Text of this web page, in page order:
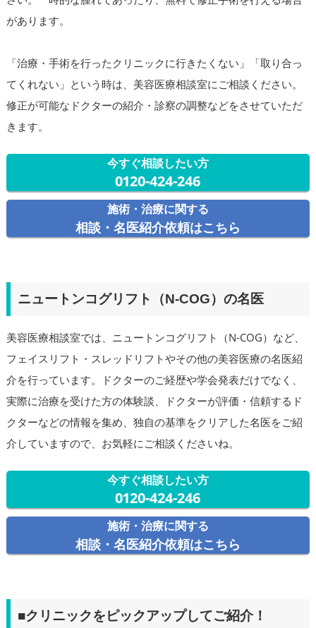
があります。
「治療・手術を行ったクリニックに行きたくない」「取り合っ
てくれない」という時は、美容医療相談室にご相談ください。
修正が可能なドクターの紹介・診察の調整などをさせていただ
きます。
今すぐ相談したい方
0120-424-246
施術・治療に関する
相談・名医紹介依頼はこちら
ニュートンコグリフト（N-COG）の名医
美容医療相談室では、ニュートンコグリフト（N-COG）など、
フェイスリフト・スレッドリフトやその他の美容医療の名医紹
介を行っています。ドクターのご経歴や学会発表だけでなく、
実際に治療を受けた方の体験談、ドクターが評価・信頼するド
クターなどの情報を集め、独自の基準をクリアした名医をご紹
介していますので、お気軽にご相談くださいね。
今すぐ相談したい方
0120-424-246
施術・治療に関する
相談・名医紹介依頼はこちら
■クリニックをピックアップしてご紹介！